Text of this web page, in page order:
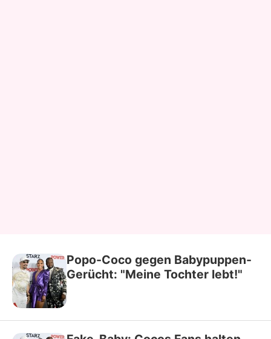
Popo-Coco gegen Babypuppen-
Gerücht: "Meine Tochter lebt!"